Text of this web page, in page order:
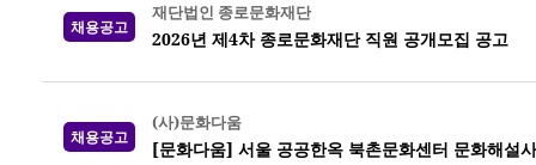
채용공고
재단법인 종로문화재단
2026년 제4차 종로문화재단 직원 공개모집 공고
채용공고
(사)문화다움
[문화다움] 서울 공공한옥 북촌문화센터 문화해설